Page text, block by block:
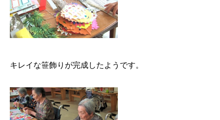
キレイな笹飾りが完成したようです。